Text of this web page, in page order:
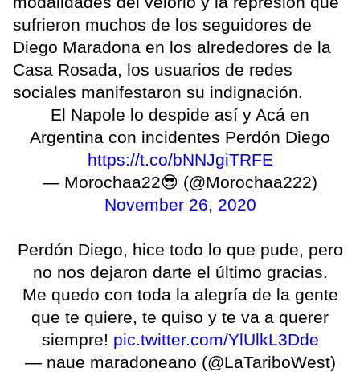
sufrieron muchos de los seguidores de
Diego Maradona en los alrededores de la
Casa Rosada, los usuarios de redes
sociales manifestaron su indignación.
El Napole lo despide así y Acá en
Argentina con incidentes Perdón Diego
https://t.co/bNNJgiTRFE
— Morochaa22😎 (@Morochaa222)
November 26, 2020
Perdón Diego, hice todo lo que pude, pero
no nos dejaron darte el último gracias.
Me quedo con toda la alegría de la gente
que te quiere, te quiso y te va a querer
siempre! pic.twitter.com/YlUlkL3Dde
— naue maradoneano (@LaTariboWest)